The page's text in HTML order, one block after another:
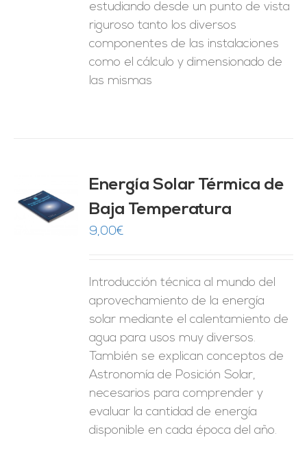
estudiando desde un punto de vista
riguroso tanto los diversos
componentes de las instalaciones
como el cálculo y dimensionado de
las mismas
Energía Solar Térmica de
Baja Temperatura
9,00€
Introducción técnica al mundo del
aprovechamiento de la energía
solar mediante el calentamiento de
agua para usos muy diversos.
También se explican conceptos de
Astronomía de Posición Solar,
necesarios para comprender y
evaluar la cantidad de energía
disponible en cada época del año.